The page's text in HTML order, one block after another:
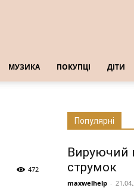
МУЗИКА ПОКУПЦІ ДІТИ
472
Популярні
Вируючий
струмок
maxwelhelp -